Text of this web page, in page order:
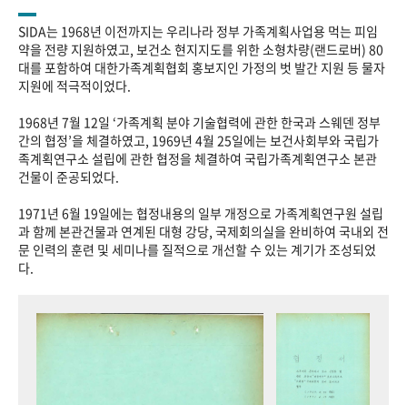
기록물 아카이브
사진 아카이브 문서 기록물 행정박물 영상 기록물
성과 50선 숫자로 보는 50년 50+1주년 광장
세계와 함께 한 KIHASA
VR 역사관
SIDA는 1968년 이전까지는 우리나라 정부 가족계획사업용 먹는 피임
약을 전량 지원하였고, 보건소 현지지도를 위한 소형차량(랜드로버) 80
대를 포함하여 대한가족계획협회 홍보지인 가정의 벗 발간 지원 등 물자
지원에 적극적이었다.
1968년 7월 12일 ‘가족계획 분야 기술협력에 관한 한국과 스웨덴 정부
간의 협정’을 체결하였고, 1969년 4월 25일에는 보건사회부와 국립가
족계획연구소 설립에 관한 협정을 체결하여 국립가족계획연구소 본관
건물이 준공되었다.
1971년 6월 19일에는 협정내용의 일부 개정으로 가족계획연구원 설립
과 함께 본관건물과 연계된 대형 강당, 국제회의실을 완비하여 국내외 전
문 인력의 훈련 및 세미나를 질적으로 개선할 수 있는 계기가 조성되었
다.